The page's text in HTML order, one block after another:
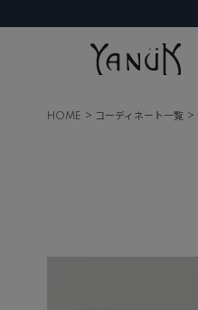
HOME コーディネート一覧